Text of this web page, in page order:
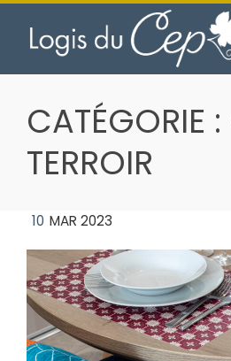
Skip
content
CATÉGORIE :
TERROIR
10 MAR 2023